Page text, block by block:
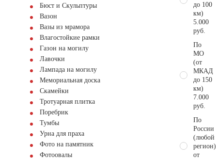
Бюст и Скульптуры
Вазон
Вазы из мрамора
Влагостойкие рамки
Газон на могилу
Лавочки
Лампада на могилу
Мемориальная доска
Скамейки
Тротуарная плитка
Поребрик
Тумбы
Урна для праха
Фото на памятник
Фотоовалы
до 100
км)
5.000
руб.
По
МО
(от
МКАД
до 150
км)
7.000
руб.
По
России
(любой
регион)
от